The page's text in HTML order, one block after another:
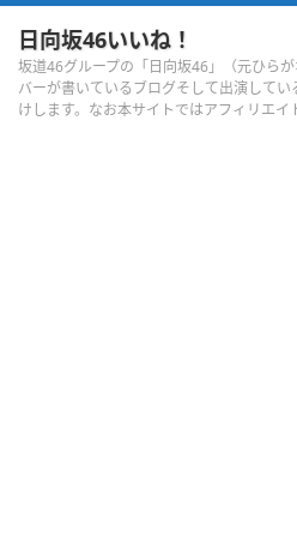
日向坂46いいね！
坂道46グループの「日向坂46」（元ひら
バーが書いているブログそして出演して
けします。なお本サイトではアフィリエイ